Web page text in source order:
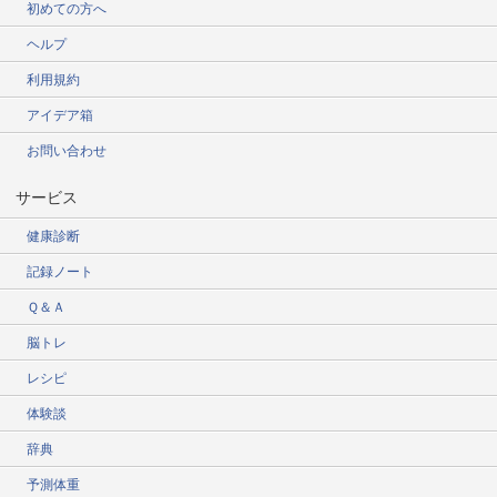
初めての方へ
ヘルプ
利用規約
アイデア箱
お問い合わせ
サービス
健康診断
記録ノート
Ｑ＆Ａ
脳トレ
レシピ
体験談
辞典
予測体重